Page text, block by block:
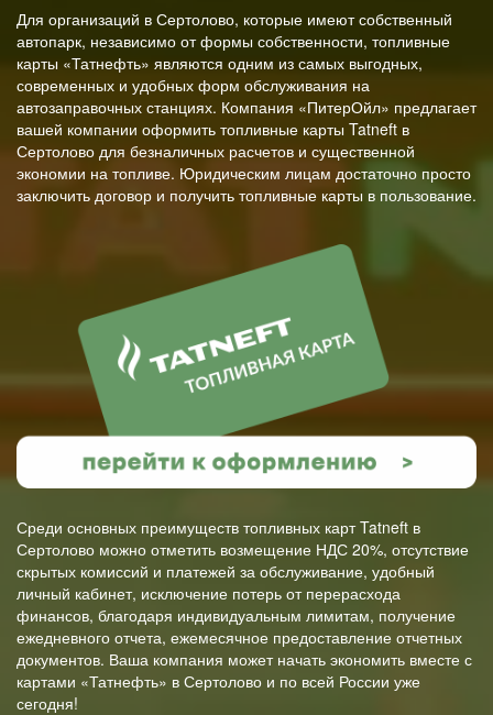
Для организаций в Сертолово, которые имеют собственный
автопарк, независимо от формы собственности, топливные
карты «Татнефть» являются одним из самых выгодных,
современных и удобных форм обслуживания на
автозаправочных станциях. Компания «ПитерОйл» предлагает
вашей компании оформить топливные карты Tatneft в
Сертолово для безналичных расчетов и существенной
экономии на топливе. Юридическим лицам достаточно просто
заключить договор и получить топливные карты в пользование.
Среди основных преимуществ топливных карт Tatneft в
Сертолово можно отметить возмещение НДС 20%, отсутствие
скрытых комиссий и платежей за обслуживание, удобный
личный кабинет, исключение потерь от перерасхода
финансов, благодаря индивидуальным лимитам, получение
ежедневного отчета, ежемесячное предоставление отчетных
документов. Ваша компания может начать экономить вместе с
картами «Татнефть» в Сертолово и по всей России уже
сегодня!